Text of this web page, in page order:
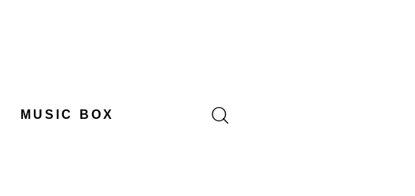
MUSIC BOX